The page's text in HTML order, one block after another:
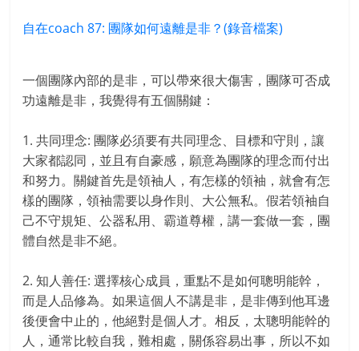
自在coach 87: 團隊如何遠離是非？(錄音檔案)
一個團隊內部的是非，可以帶來很大傷害，團隊可否成
功遠離是非，我覺得有五個關鍵：
1. 共同理念: 團隊必須要有共同理念、目標和守則，讓
大家都認同，並且有自豪感，願意為團隊的理念而付出
和努力。關鍵首先是領袖人，有怎樣的領袖，就會有怎
樣的團隊，領袖需要以身作則、大公無私。假若領袖自
己不守規矩、公器私用、霸道尊權，講一套做一套，團
體自然是非不絕。
2. 知人善任: 選擇核心成員，重點不是如何聰明能幹，
而是人品修為。如果這個人不講是非，是非傳到他耳邊
後便會中止的，他絕對是個人才。相反，太聰明能幹的
人，通常比較自我，難相處，關係容易出事，所以不如